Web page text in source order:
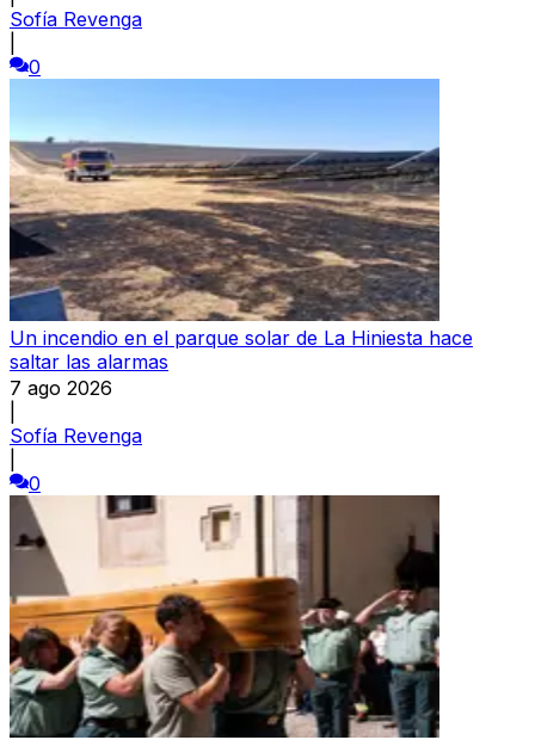
Sofía Revenga
0
Un incendio en el parque solar de La Hiniesta hace
saltar las alarmas
7 ago 2026
Sofía Revenga
0